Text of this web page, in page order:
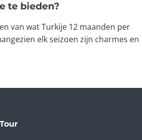
te bieden?
van wat Turkije 12 maanden per
elk seizoen zijn charmes en